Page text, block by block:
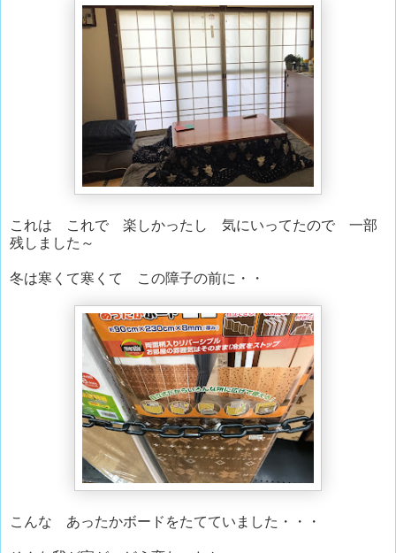
これは これで 楽しかったし 気にいってたので 一部
残しました～
冬は寒くて寒くて この障子の前に・・
こんな あったかボードをたてていました・・・